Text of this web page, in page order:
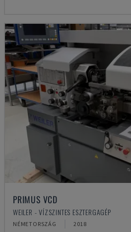
PRIMUS VCD
WEILER - VÍZSZINTES ESZTERGAGÉP
NÉMETORSZÁG 2018